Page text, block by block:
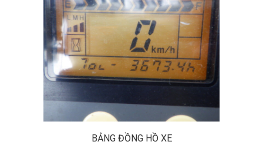
BẢNG ĐỒNG HỒ XE